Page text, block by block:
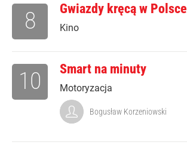
Gwiazdy kręcą w Polsce
Kino
8
Smart na minuty
Motoryzacja
10
Bogusław Korzeniowski